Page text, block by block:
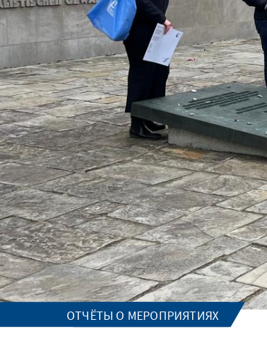
ОТЧЁТЫ О МЕРОПРИЯТИЯХ